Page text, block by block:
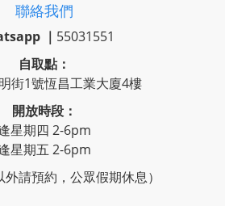
聯絡我們
｜ 55031551
自取點：
街1號恆昌工業大廈4樓
開放時段：
星期四 2-6pm
星期五 2-6pm
外請預約，公眾假期休息）